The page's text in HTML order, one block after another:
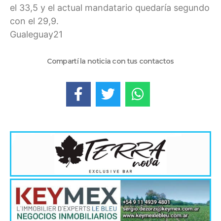
el 33,5 y el actual mandatario quedaría segundo
con el 29,9.
Gualeguay21
Compartí la noticia con tus contactos